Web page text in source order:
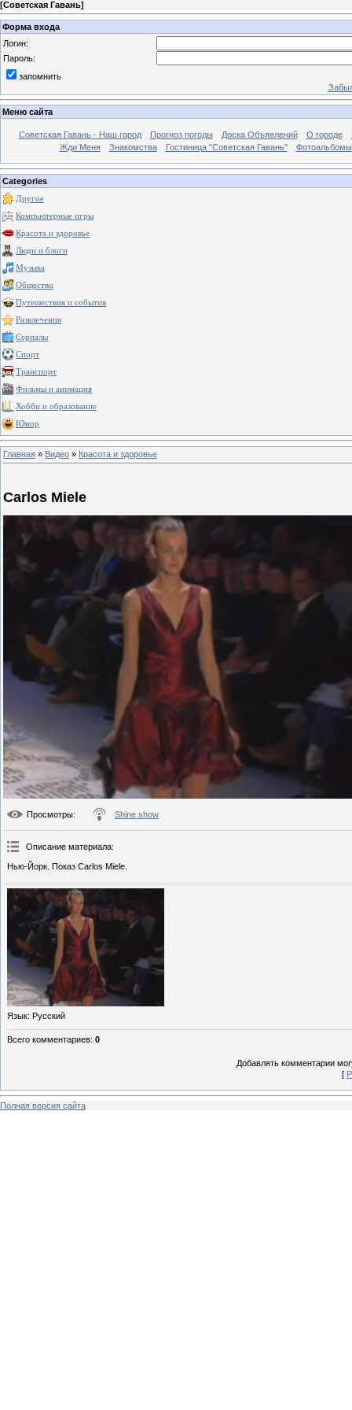
[Советская Гавань]
Форма входа
Логин:
Пароль:
запомнить
Меню сайта
Советская Гавань - Наш город Прогноз погоды Доска Объявлений О городе
Жди Меня
Знакомства Гостиница "Советская Гавань" Фотоальбомы
Categories
Другое
Компьютерные игры
Красота и здоровье
Люди и блоги
Музыка
Общество
Путешествия и события
Развлечения
Сериалы
Спорт
Транспорт
Фильмы и анимация
Хобби и образование
Юмор
Главная » Видео » Красота и здоровье
Carlos Miele
Просмотры: Shine show
Описание материала:
Нью-Йорк. Показ Carlos Miele.
Язык: Русский
Всего комментариев: 0
Добавлять комментарии
[
Полная версия сайта